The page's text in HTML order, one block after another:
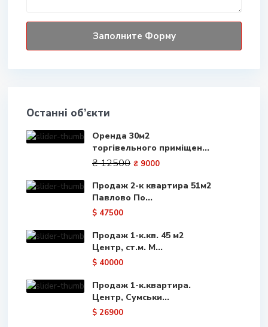
Останні об’єкти
Оренда 30м2
торгівельного приміщен...
₴ 12500 ₴ 9000
Продаж 2-к квартира 51м2
Павлово По...
$ 47500
Продаж 1-к.кв. 45 м2
Центр, ст.м. М...
$ 40000
Продаж 1-к.квартира.
Центр, Сумськи...
$ 26900